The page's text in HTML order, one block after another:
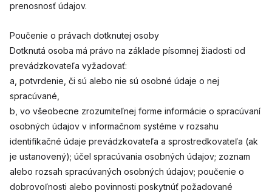
prenosnosť údajov.
Poučenie o právach dotknutej osoby
Dotknutá osoba má právo na základe písomnej žiadosti od
prevádzkovateľa vyžadovať:
a, potvrdenie, či sú alebo nie sú osobné údaje o nej
spracúvané,
b, vo všeobecne zrozumiteľnej forme informácie o spracúvaní
osobných údajov v informačnom systéme v rozsahu
identifikačné údaje prevádzkovateľa a sprostredkovateľa (ak
je ustanovený); účel spracúvania osobných údajov; zoznam
alebo rozsah spracúvaných osobných údajov; poučenie o
dobrovoľnosti alebo povinnosti poskytnúť požadované